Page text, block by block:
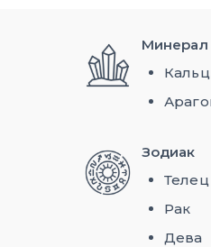
Минерал
Зодиак
Телец
Рак
Дева